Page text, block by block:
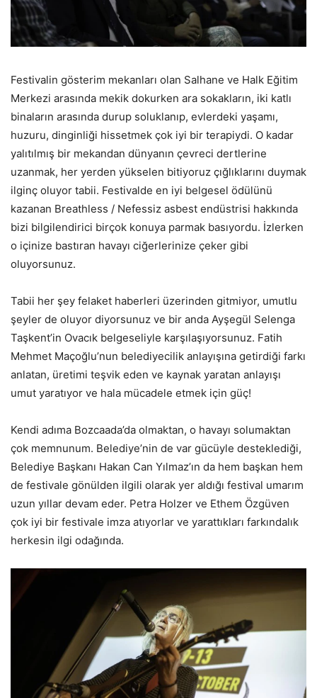
Festivalin gösterim mekanları olan Salhane ve Halk Eğitim
Merkezi arasında mekik dokurken ara sokakların, iki katlı
binaların arasında durup soluklanıp, evlerdeki yaşamı,
huzuru, dinginliği hissetmek çok iyi bir terapiydi. O kadar
yalıtılmış bir mekandan dünyanın çevreci dertlerine
uzanmak, her yerden yükselen bitiyoruz çığlıklarını duymak
ilginç oluyor tabii. Festivalde en iyi belgesel ödülünü
kazanan Breathless / Nefessiz asbest endüstrisi hakkında
bizi bilgilendirici birçok konuya parmak basıyordu. İzlerken
o içinize bastıran havayı ciğerlerinize çeker gibi
oluyorsunuz.
Tabii her şey felaket haberleri üzerinden gitmiyor, umutlu
şeyler de oluyor diyorsunuz ve bir anda Ayşegül Selenga
Taşkent’in Ovacık belgeseliyle karşılaşıyorsunuz. Fatih
Mehmet Maçoğlu’nun belediyecilik anlayışına getirdiği farkı
anlatan, üretimi teşvik eden ve kaynak yaratan anlayışı
umut yaratıyor ve hala mücadele etmek için güç!
Kendi adıma Bozcaada’da olmaktan, o havayı solumaktan
çok memnunum. Belediye’nin de var gücüyle desteklediği,
Belediye Başkanı Hakan Can Yılmaz’ın da hem başkan hem
de festivale gönülden ilgili olarak yer aldığı festival umarım
uzun yıllar devam eder. Petra Holzer ve Ethem Özgüven
çok iyi bir festivale imza atıyorlar ve yarattıkları farkındalık
herkesin ilgi odağında.